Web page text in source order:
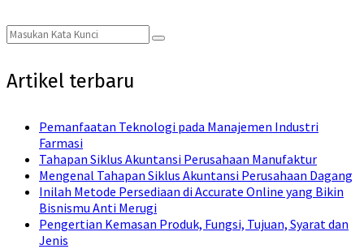
Search
for:
Search
Artikel terbaru
Pemanfaatan Teknologi pada Manajemen Industri
Farmasi
Tahapan Siklus Akuntansi Perusahaan Manufaktur
Mengenal Tahapan Siklus Akuntansi Perusahaan Dagang
Inilah Metode Persediaan di Accurate Online yang Bikin
Bisnismu Anti Merugi
Pengertian Kemasan Produk, Fungsi, Tujuan, Syarat dan
Jenis